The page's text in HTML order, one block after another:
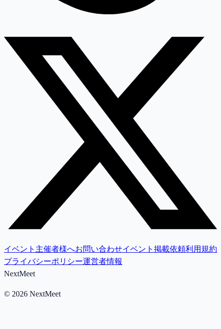
イベント主催者様へお問い合わせイベント掲載依頼利用規約
プライバシーポリシー運営者情報
NextMeet
© 2026 NextMeet